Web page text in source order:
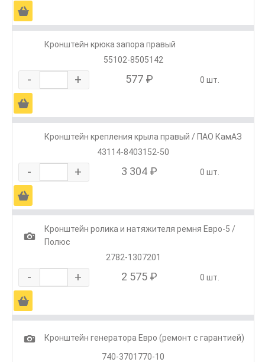
Ä
Кронштейн крюка запора правый
55102-8505142
- + 577 ₽ 0 шт.
Ä
Кронштейн крепления крыла правый / ПАО КамАЗ
43114-8403152-50
- + 3 304 ₽ 0 шт.
Ä
1
Кронштейн ролика и натяжителя ремня Евро-5 /
Полюс
2782-1307201
- + 2 575 ₽ 0 шт.
Ä
1
Кронштейн генератора Евро (ремонт с гарантией)
740-3701770-10